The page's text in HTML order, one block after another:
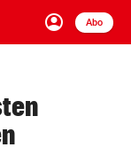
account_circle
Anmelden
Abo
close Schließen
arrow_right